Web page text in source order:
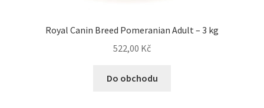
Royal Canin Breed Pomeranian Adult – 3 kg
522,00 Kč
Do obchodu